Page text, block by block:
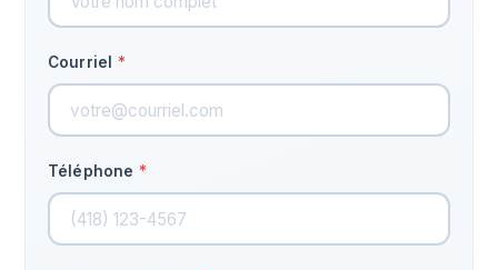
Courriel *
Téléphone *